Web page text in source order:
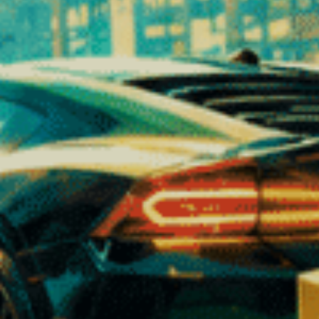
limonen
pinen
caryophyllen
linalool
Disse molekyler kan producere en bred vifte af aromaer:
frugtagtige noter
citronagtige dufte
jordagtige aromaer
krydrede detaljer
blomsternoter